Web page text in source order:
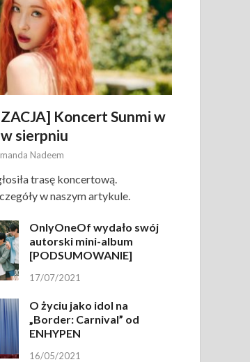
Koncert Sunmi w
sierpniu
Nadeem
trasę koncertową.
w naszym artykule.
OnlyOneOf wydało swój
autorski mini-album
[PODSUMOWANIE]
17/07/2021
O życiu jako idol na
„Border: Carnival” od
ENHYPEN
16/05/2021